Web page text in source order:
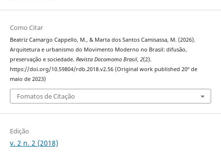
Como Citar
Beatriz Camargo Cappello, M., & Marta dos Santos Camisassa, M. (2026).
Arquitetura e urbanismo do Movimento Moderno no Brasil: difusão,
preservação e sociedade. Revista Docomomo Brasil, 2(2).
https://doi.org/10.59804/rdb.2018.v2.56 (Original work published 20º de
maio de 2023)
Fomatos de Citação
Edição
v. 2 n. 2 (2018)